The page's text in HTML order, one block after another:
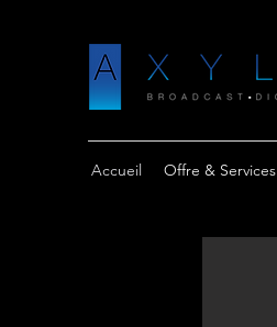
Accueil Offre & Services